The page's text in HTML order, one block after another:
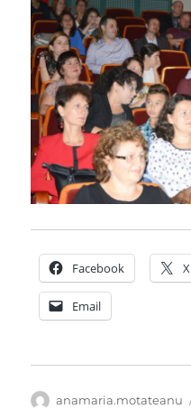
Facebook X
Email
Autor
anamaria.motateanu